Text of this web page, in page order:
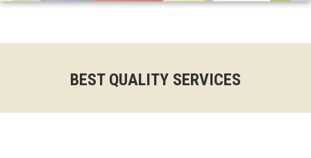
BEST QUALITY SERVICES